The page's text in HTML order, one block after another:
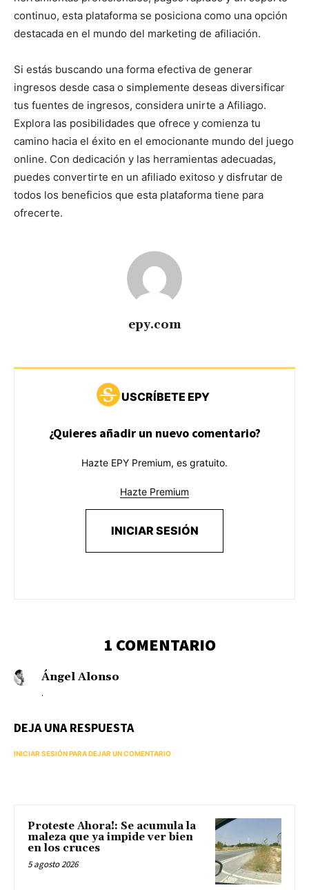
continuo, esta plataforma se posiciona como una opción
destacada en el mundo del marketing de afiliación.
Si estás buscando una forma efectiva de generar
ingresos desde casa o simplemente deseas diversificar
tus fuentes de ingresos, considera unirte a Afiliago.
Explora las posibilidades que ofrece y comienza tu
camino hacia el éxito en el emocionante mundo del juego
online. Con dedicación y las herramientas adecuadas,
puedes convertirte en un afiliado exitoso y disfrutar de
todos los beneficios que esta plataforma tiene para
ofrecerte.
epy.com
USCRÍBETE EPY
¿Quieres añadir un nuevo comentario?
Hazte EPY Premium, es gratuito.
Hazte Premium
INICIAR SESIÓN
1 COMENTARIO
Ángel Alonso
.
DEJA UNA RESPUESTA
INICIAR SESIÓN PARA DEJAR UN COMENTARIO
Proteste Ahora!: Se acumula la
maleza que ya impide ver bien
en los cruces
5 agosto 2026